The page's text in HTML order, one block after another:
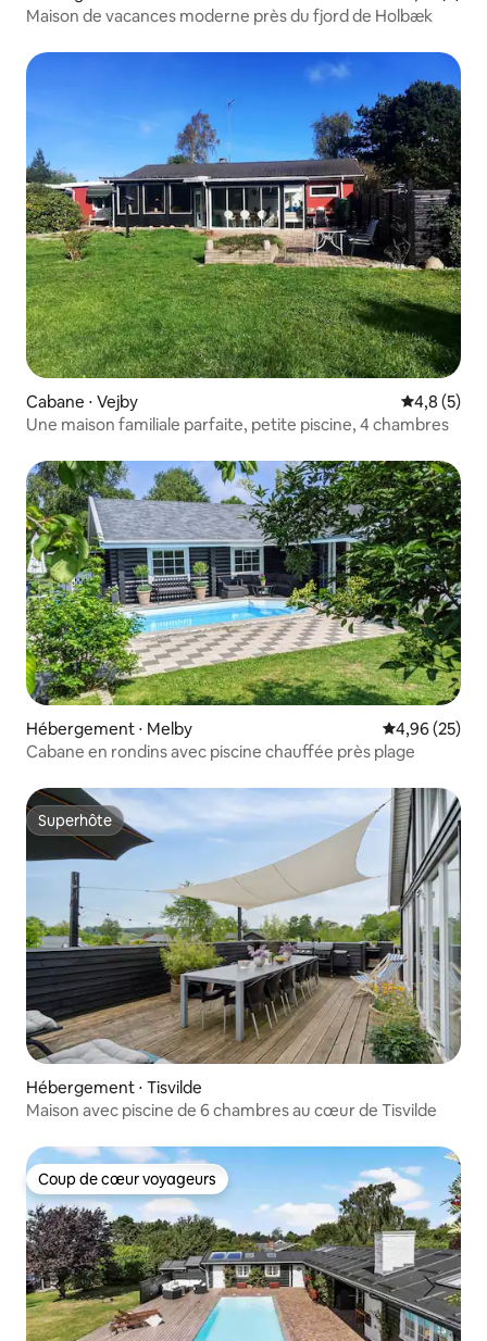
Maison de vacances moderne près du fjord de Holbæk
Cabane ⋅ Vejby Évaluation
4,8 (5)
Une maison familiale parfaite, petite piscine, 4 chambres
Hébergement ⋅ Melby Évaluation
4,96 (25)
Cabane en rondins avec piscine chauffée près plage
Superhôte
Superhôte
Hébergement ⋅ Tisvilde
Maison avec piscine de 6 chambres au cœur de Tisvilde
Coup de cœur voyageurs
Coup de cœur voyageurs